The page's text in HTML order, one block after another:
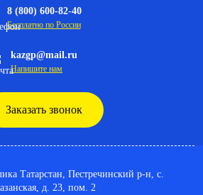
8 (800) 600-82-40
Бесплатно по России
kazgp@mail.ru
Напишите нам
Заказать звонок
Татарстан, Пестречинский р-н, с.
д. 23, пом. 2